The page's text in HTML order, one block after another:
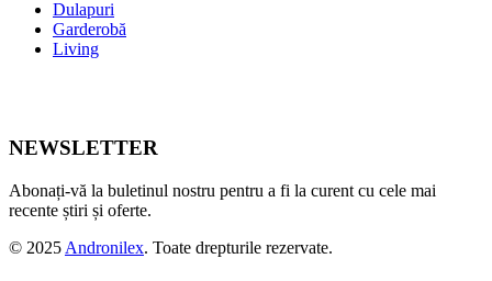
Dulapuri
Garderobă
Living
NEWSLETTER
Abonați-vă la buletinul nostru pentru a fi la curent cu cele mai
recente știri și oferte.
© 2025 Andronilex. Toate drepturile rezervate.